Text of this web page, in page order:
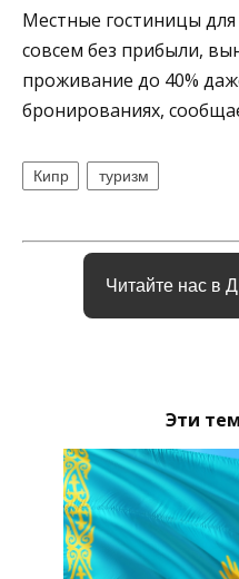
Местные гостиницы для
совсем без прибыли,
проживание до 40%
бронированиях,
Кипр туризм
Читайте нас в
Эти